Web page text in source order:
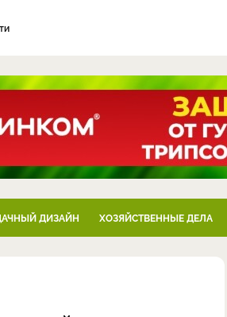
ДИЗАЙН ХОЗЯЙСТВЕННЫЕ ДЕЛА